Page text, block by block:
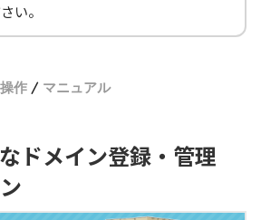
い。
作 マニュアル
ドメイン登録・管理